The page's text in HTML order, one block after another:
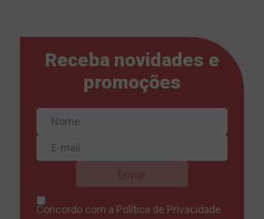
Receba novidades e
promoções
Concordo com a Política de Privacidade